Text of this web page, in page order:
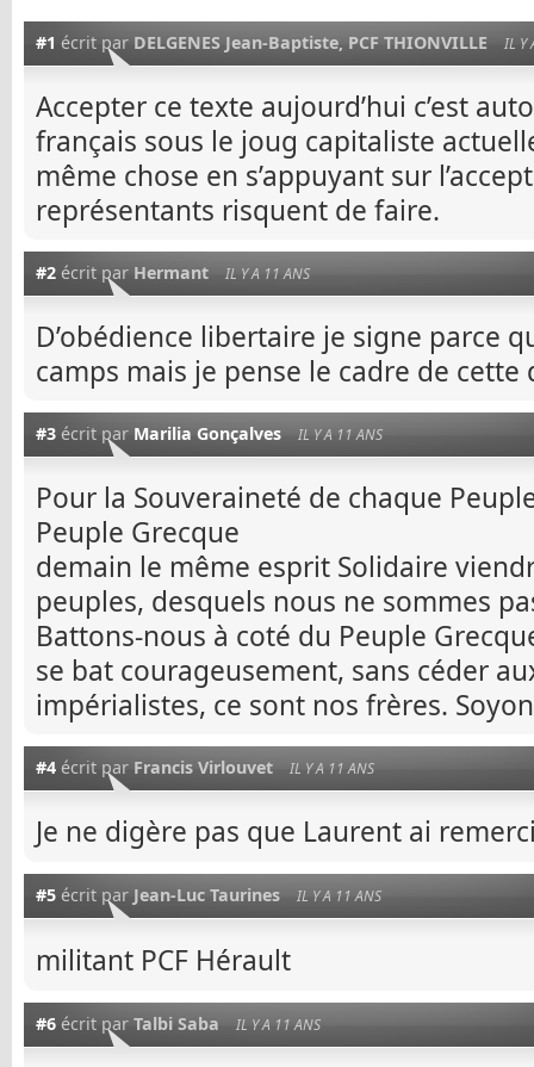
#1 écrit par DELGENES Jean-Baptiste, PCF THIONVILLE IL Y
Accepter ce texte aujourd’hui c’est
français sous le joug capitaliste
même chose en s’appuyant sur
représentants risquent de faire.
#2 écrit par Hermant IL Y A 11 ANS
D’obédience libertaire je signe parce
camps mais je pense le cadre de
#3 écrit par Marilia Gonçalves IL Y A 11 ANS
Pour la Souveraineté de chaque
Peuple Grecque
demain le même esprit Solidaire
peuples, desquels nous ne sommes
Battons-nous à coté du Peuple
se bat courageusement, sans céder
impérialistes, ce sont nos frères.
#4 écrit par Francis Virlouvet IL Y A 11 ANS
Je ne digère pas que Laurent ai
#5 écrit par Jean-Luc Taurines IL Y A 11 ANS
militant PCF Hérault
#6 écrit par Talbi Saba IL Y A 11 ANS